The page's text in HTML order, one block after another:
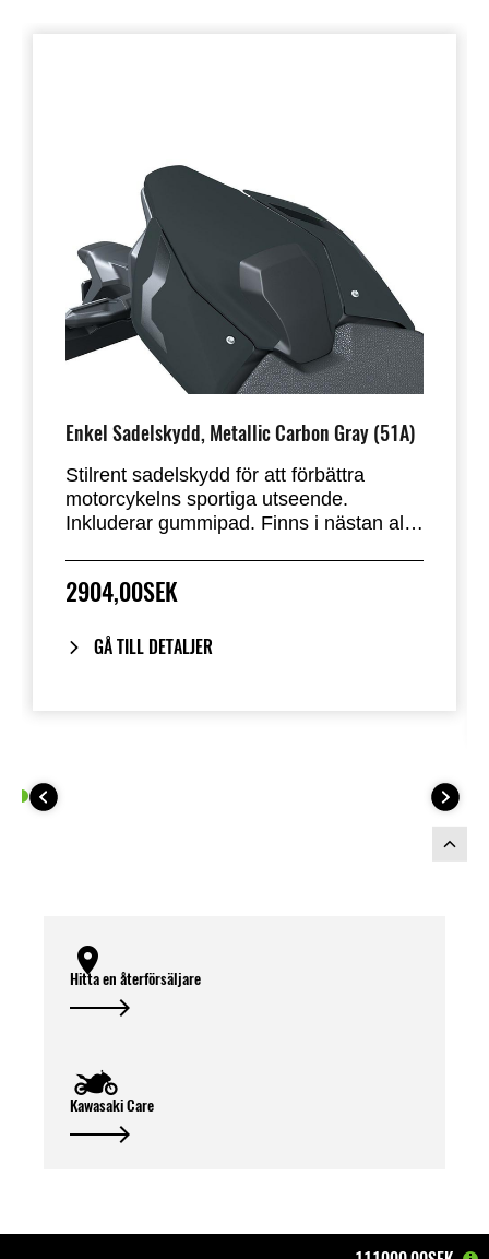
Enkel Sadelskydd, Metallic Carbon Gray (51A)
Stilrent sadelskydd för att förbättra
motorcykelns sportiga utseende.
Inkluderar gummipad. Finns i nästan alla
2904,00SEK
GÅ TILL DETALJER
Hitta en återförsäljare
Kawasaki Care